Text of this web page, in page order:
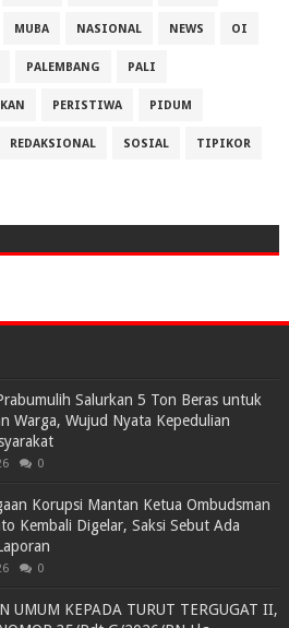
MUBA NASIONAL NEWS OI
PALEMBANG PALI
PERISTIWA PIDUM
REDAKSIONAL SOSIAL TIPIKOR
Salurkan 5 Ton Beras untuk
Warga, Wujud Nyata Kepedulian
0
Korupsi Mantan Ketua Ombudsman
Kembali Digelar, Saksi Sebut Ada
0
UMUM KEPADA TURUT TERGUGAT II,